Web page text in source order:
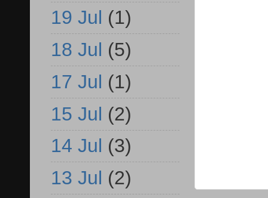
19 Jul (1)
18 Jul (5)
17 Jul (1)
15 Jul (2)
14 Jul (3)
13 Jul (2)